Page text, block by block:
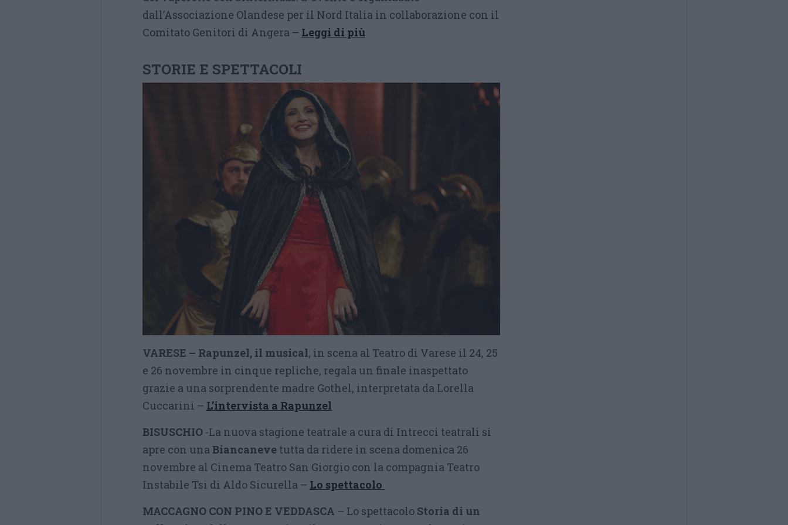
dall’Associazione Olandese per il Nord Italia in collaborazione con il
Comitato Genitori di Angera – Leggi di più
STORIE E SPETTACOLI
VARESE – Rapunzel, il musical, in scena al Teatro di Varese il 24, 25
e 26 novembre in cinque repliche, regala un finale inaspettato
grazie a una sorprendente madre Gothel, interpretata da Lorella
Cuccarini – L’intervista a Rapunzel
BISUSCHIO -La nuova stagione teatrale a cura di Intrecci teatrali si
apre con unaBiancaneve tutta da ridere in scena domenica 26
novembre al Cinema Teatro San Giorgio con la compagnia Teatro
Instabile Tsi di Aldo Sicurella – Lo spettacolo
MACCAGNO CON PINO E VEDDASCA – Lo spettacolo Storia di un